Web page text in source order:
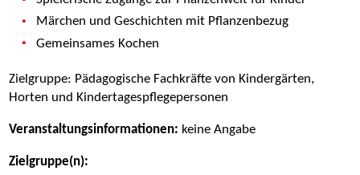
Märchen und Geschichten mit Pflanzenbezug
Gemeinsames Kochen
Zielgruppe: Pädagogische Fachkräfte von Kindergärten,
Horten und Kindertagespflegepersonen
Veranstaltungsinformationen: keine Angabe
Zielgruppe(n):